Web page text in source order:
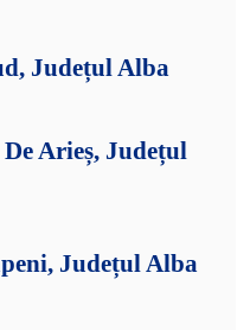
Județul Alba
Arieș, Județul
Județul Alba